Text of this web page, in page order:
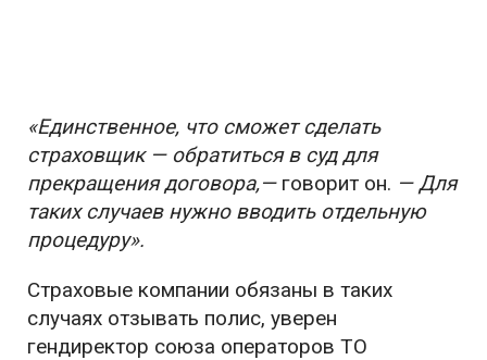
«Единственное, что сможет сделать
страховщик — обратиться в суд для
прекращения договора,— говорит он. — Для
таких случаев нужно вводить отдельную
процедуру».
Страховые компании обязаны в таких
случаях отзывать полис, уверен
гендиректор союза операторов ТО